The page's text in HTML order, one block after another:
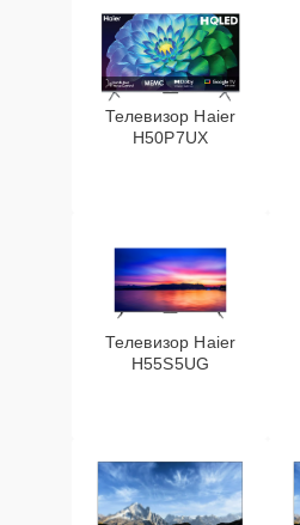
Телевизор Haier
H50P7UX
Телевизор Haier
H55S5UG